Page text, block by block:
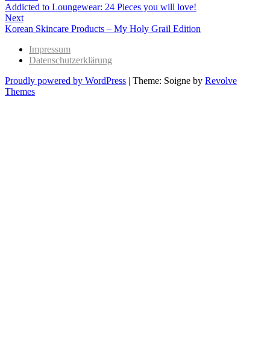
Previous
post:
Addicted to Loungewear: 24 Pieces you will love!
Next
Next
Korean Skincare Products – My Holy Grail Edition
Impressum
Datenschutzerklärung
Proudly powered by WordPress | Theme: Soigne by Revolve
Themes